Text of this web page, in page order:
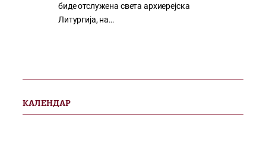
биде отслужена света архиерејска
Литургија, на…
КАЛЕНДАР